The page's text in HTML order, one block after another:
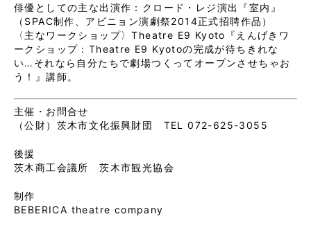
俳優としての主な出演作：クロード・レジ演出『室内』
（SPAC制作、アビニョン演劇祭2014正式招聘作品）
〈主なワークショップ〉Theatre E9 Kyoto『えんげきワ
ークショップ：Theatre E9 Kyotoの完成が待ちきれな
い…それなら自分たちで劇場つくってオープンさせちゃお
う！』講師。
主催・お問合せ
（公財）茨木市文化振興財団 TEL 072-625-3055
後援
茨木商工会議所 茨木市観光協会
制作
BEBERICA theatre company